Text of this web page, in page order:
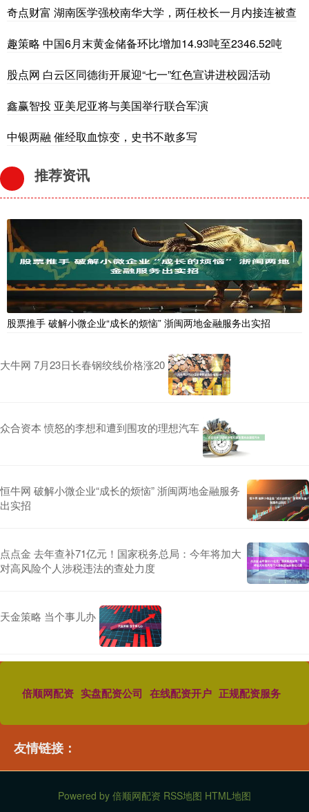
奇点财富 湖南医学强校南华大学，两任校长一月内接连被查
趣策略 中国6月末黄金储备环比增加14.93吨至2346.52吨
股点网 白云区同德街开展迎“七一”红色宣讲进校园活动
鑫赢智投 亚美尼亚将与美国举行联合军演
中银两融 催经取血惊变，史书不敢多写
推荐资讯
股票推手 破解小微企业“成长的烦恼” 浙闽两地金融服务出实招
大牛网 7月23日长春钢绞线价格涨20
众合资本 愤怒的李想和遭到围攻的理想汽车
恒牛网 破解小微企业“成长的烦恼” 浙闽两地金融服务
出实招
点点金 去年查补71亿元！国家税务总局：今年将加大
对高风险个人涉税违法的查处力度
天金策略 当个事儿办
倍顺网配资 实盘配资公司 在线配资开户 正规配资服务
友情链接：
Powered by 倍顺网配资 RSS地图 HTML地图